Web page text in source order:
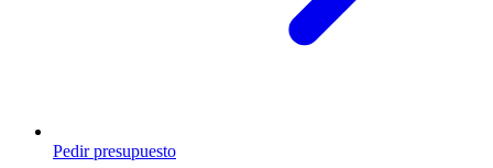
Pedir presupuesto